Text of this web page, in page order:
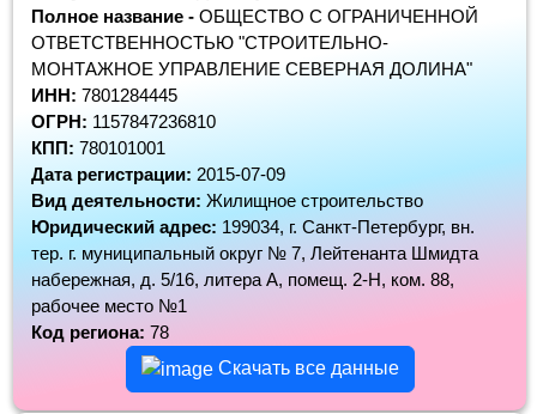
Полное название - ОБЩЕСТВО С ОГРАНИЧЕННОЙ
ОТВЕТСТВЕННОСТЬЮ "СТРОИТЕЛЬНО-
МОНТАЖНОЕ УПРАВЛЕНИЕ СЕВЕРНАЯ ДОЛИНА"
ИНН: 7801284445
ОГРН: 1157847236810
КПП: 780101001
Дата регистрации: 2015-07-09
Вид деятельности: Жилищное строительство
Юридический адрес: 199034, г. Санкт-Петербург, вн.
тер. г. муниципальный округ № 7, Лейтенанта Шмидта
набережная, д. 5/16, литера А, помещ. 2-Н, ком. 88,
рабочее место №1
Код региона: 78
Скачать все данные